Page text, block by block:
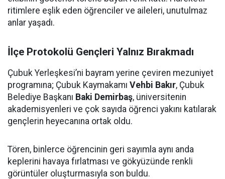
ritimlere eşlik eden öğrenciler ve aileleri, unutulmaz
anlar yaşadı.
İlçe Protokolü Gençleri Yalnız Bırakmadı
Çubuk Yerleşkesi’ni bayram yerine çeviren mezuniyet
programına; Çubuk Kaymakamı Vehbi Bakır, Çubuk
Belediye Başkanı Baki Demirbaş, üniversitenin
akademisyenleri ve çok sayıda öğrenci yakını katılarak
gençlerin heyecanına ortak oldu.
Tören, binlerce öğrencinin geri sayımla aynı anda
keplerini havaya fırlatması ve gökyüzünde renkli
görüntüler oluşturmasıyla son buldu.